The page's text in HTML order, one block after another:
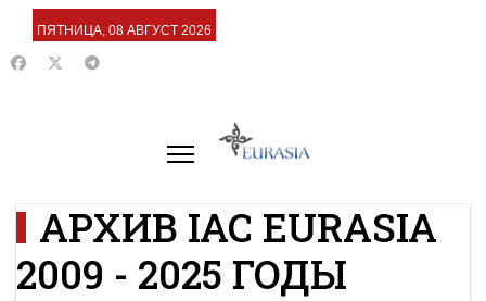
ПЯТНИЦА, 08 АВГУСТ 2026
АРХИВ IAC EURASIA
2009 - 2025 ГОДЫ